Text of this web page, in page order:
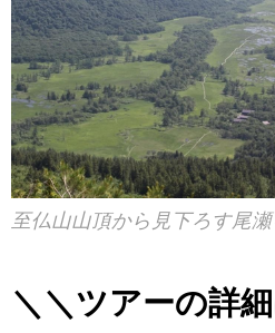
至仏山山頂から見下ろす尾瀬
＼＼ツアーの詳